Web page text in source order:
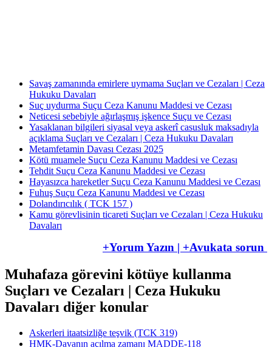
Savaş zamanında emirlere uymama Suçları ve Cezaları | Ceza
Hukuku Davaları
Suç uydurma Suçu Ceza Kanunu Maddesi ve Cezası
Neticesi sebebiyle ağırlaşmış işkence Suçu ve Cezası
Yasaklanan bilgileri siyasal veya askerî casusluk maksadıyla
açıklama Suçları ve Cezaları | Ceza Hukuku Davaları
Metamfetamin Davası Cezası 2025
Kötü muamele Suçu Ceza Kanunu Maddesi ve Cezası
Tehdit Suçu Ceza Kanunu Maddesi ve Cezası
Hayasızca hareketler Suçu Ceza Kanunu Maddesi ve Cezası
Fuhuş Suçu Ceza Kanunu Maddesi ve Cezası
Dolandırıcılık ( TCK 157 )
Kamu görevlisinin ticareti Suçları ve Cezaları | Ceza Hukuku
Davaları
+Yorum Yazın | +Avukata sorun
Muhafaza görevini kötüye kullanma
Suçları ve Cezaları | Ceza Hukuku
Davaları diğer konular
Askerleri itaatsizliğe teşvik (TCK 319)
HMK-Davanın açılma zamanı MADDE-118